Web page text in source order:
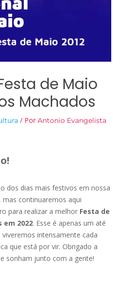
de Maio
Machados
/ Por Antonio Evangelista
dos dias mais festivos em nossa
mas continuaremos aqui
para realizar a melhor Festa de
em 2022. Esse é apenas um até
intensamente cada
que está por vir. Obrigado a
sonham junto com a gente!